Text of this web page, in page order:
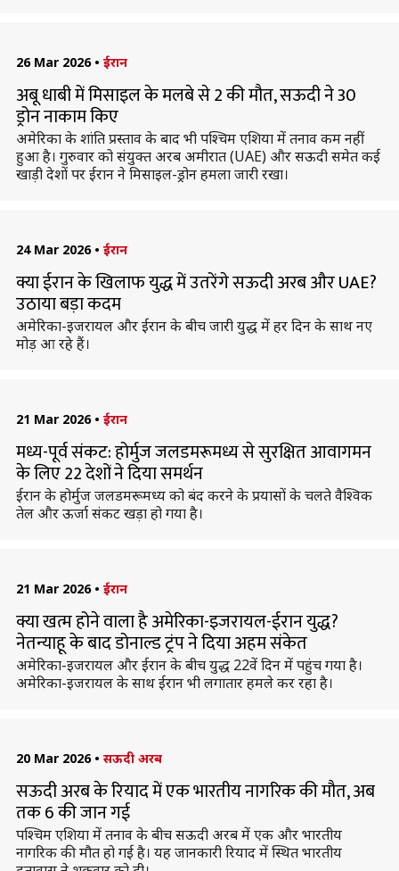
26 Mar 2026 • ईरान
अबू धाबी में मिसाइल के मलबे से 2 की मौत, सऊदी ने 30
ड्रोन नाकाम किए
अमेरिका के शांति प्रस्ताव के बाद भी पश्चिम एशिया में तनाव कम नहीं
हुआ है। गुरुवार को संयुक्त अरब अमीरात (UAE) और सऊदी समेत कई
खाड़ी देशों पर ईरान ने मिसाइल-ड्रोन हमला जारी रखा।
24 Mar 2026 • ईरान
क्या ईरान के खिलाफ युद्ध में उतरेंगे सऊदी अरब और UAE?
उठाया बड़ा कदम
अमेरिका-इजरायल और ईरान के बीच जारी युद्ध में हर दिन के साथ नए
मोड़ आ रहे हैं।
21 Mar 2026 • ईरान
मध्य-पूर्व संकट: होर्मुज जलडमरूमध्य से सुरक्षित आवागमन
के लिए 22 देशों ने दिया समर्थन
ईरान के होर्मुज जलडमरूमध्य को बंद करने के प्रयासों के चलते वैश्विक
तेल और ऊर्जा संकट खड़ा हो गया है।
21 Mar 2026 • ईरान
क्या खत्म होने वाला है अमेरिका-इजरायल-ईरान युद्ध?
नेतन्याहू के बाद डोनाल्ड ट्रंप ने दिया अहम संकेत
अमेरिका-इजरायल और ईरान के बीच युद्ध 22वें दिन में पहुंच गया है।
अमेरिका-इजरायल के साथ ईरान भी लगातार हमले कर रहा है।
20 Mar 2026 • सऊदी अरब
सऊदी अरब के रियाद में एक भारतीय नागरिक की मौत, अब
तक 6 की जान गई
पश्चिम एशिया में तनाव के बीच सऊदी अरब में एक और भारतीय
नागरिक की मौत हो गई है। यह जानकारी रियाद में स्थित भारतीय